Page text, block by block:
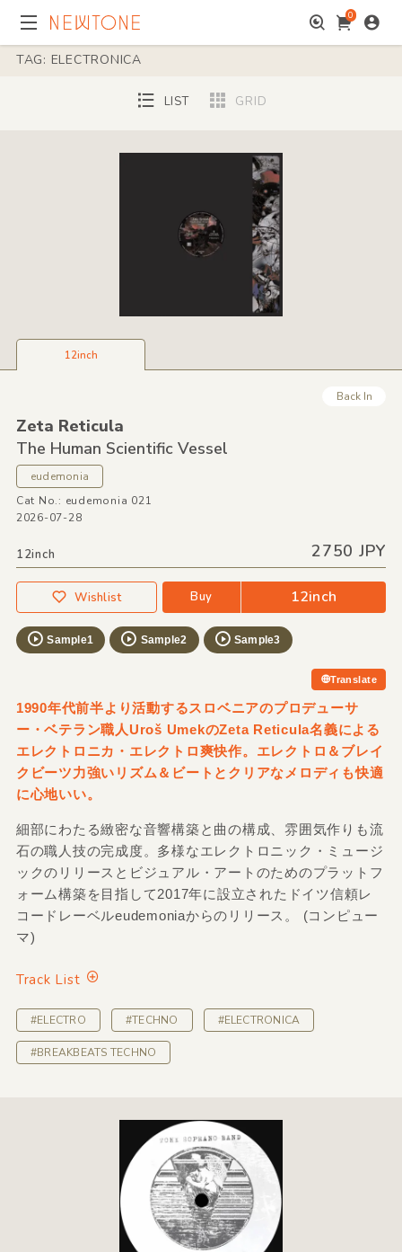
0
TAG: ELECTRONICA
LIST GRID
12inch
Back In
Zeta Reticula
The Human Scientific Vessel
eudemonia
Cat No.: eudemonia 021
2026-07-28
12inch 2750 JPY
Wishlist Buy 12inch
Sample1 Sample2 Sample3
Translate
1990年代前半より活動するスロベニアのプロデューサ
ー・ベテラン職人Uroš UmekのZeta Reticula名義による
エレクトロニカ・エレクトロ爽快作。エレクトロ＆ブレイ
クビーツ力強いリズム＆ビートとクリアなメロディも快適
に心地いい。
細部にわたる緻密な音響構築と曲の構成、雰囲気作りも流
石の職人技の完成度。多様なエレクトロニック・ミュージ
ックのリリースとビジュアル・アートのためのプラットフ
ォーム構築を目指して2017年に設立されたドイツ信頼レ
コードレーベルeudemoniaからのリリース。 (コンピュー
マ)
Track List
#ELECTRO #TECHNO #ELECTRONICA
#BREAKBEATS TECHNO